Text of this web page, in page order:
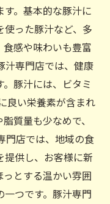
。基本的な豚汁に
った豚汁など、多
感や味わいも豊富
汁専門店では、健康
豚汁には、ビタミ
良い栄養素が含まれ
質量も少なめで、
門店では、地域の食
供し、お客様に新
とする温かい雰囲
つです。豚汁専門